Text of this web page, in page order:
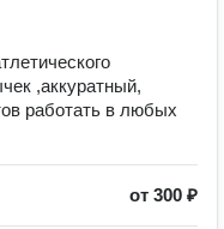
,аккуратный,
работать в любых
от 300 ₽